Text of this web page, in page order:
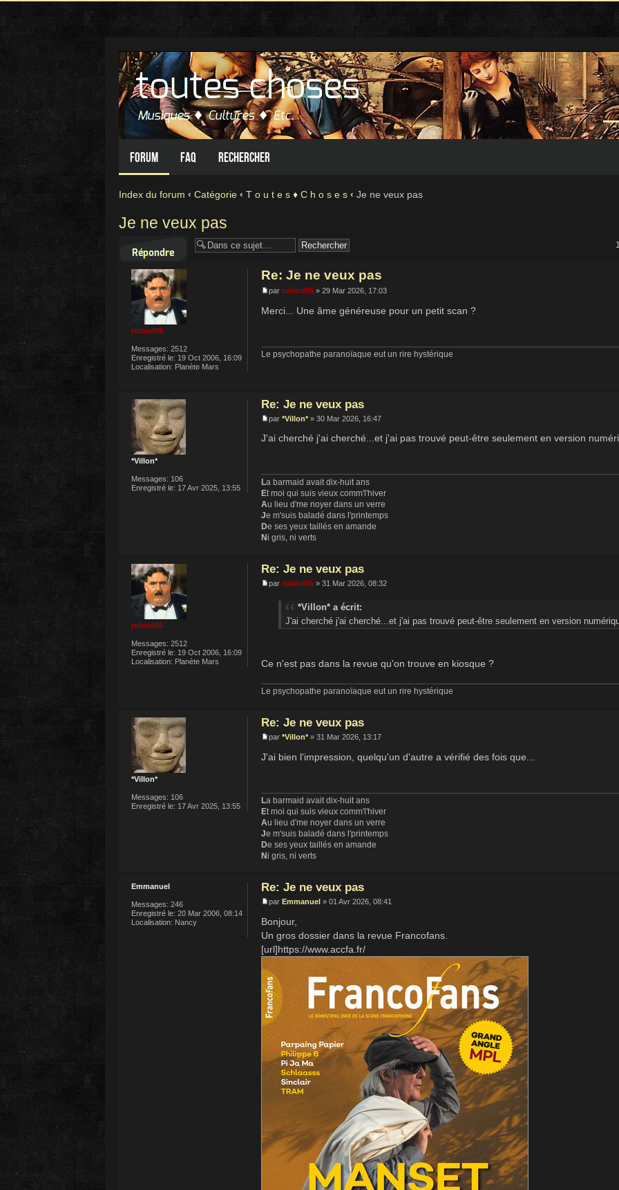
Forum FAQ Rechercher
Index du forum ‹ Catégorie ‹ T o u t e s ♦ C h o s e s ‹ Je ne veux pas
Je ne veux pas
Re: Je ne veux pas
par roland65 » 29 Mar 2026, 17:03
Merci... Une âme généreuse pour un petit scan ?
Le psychopathe paranoïaque eut un rire hystérique
roland65
Messages: 2512
Enregistré le: 19 Oct 2006, 16:09
Localisation: Planète Mars
Re: Je ne veux pas
par *Villon* » 30 Mar 2026, 16:47
J'ai cherché j'ai cherché...et j'ai pas trouvé peut-être seulement en version
La barmaid avait dix-huit ans
Et moi qui suis vieux comm'l'hiver
Au lieu d'me noyer dans un verre
Je m'suis baladé dans l'printemps
De ses yeux taillés en amande
Ni gris, ni verts
*Villon*
Messages: 106
Enregistré le: 17 Avr 2025, 13:55
Re: Je ne veux pas
par roland65 » 31 Mar 2026, 08:32
*Villon* a écrit:
J'ai cherché j'ai cherché...et j'ai pas trouvé peut-être seulement en version
Ce n'est pas dans la revue qu'on trouve en kiosque ?
Le psychopathe paranoïaque eut un rire hystérique
roland65
Messages: 2512
Enregistré le: 19 Oct 2006, 16:09
Localisation: Planète Mars
Re: Je ne veux pas
par *Villon* » 31 Mar 2026, 13:17
J'ai bien l'impression, quelqu'un d'autre a vérifié des fois que...
La barmaid avait dix-huit ans
Et moi qui suis vieux comm'l'hiver
Au lieu d'me noyer dans un verre
Je m'suis baladé dans l'printemps
De ses yeux taillés en amande
Ni gris, ni verts
*Villon*
Messages: 106
Enregistré le: 17 Avr 2025, 13:55
Re: Je ne veux pas
par Emmanuel » 01 Avr 2026, 08:41
Bonjour,
Un gros dossier dans la revue Francofans.
[url]https://www.accfa.fr/
Emmanuel
Messages: 246
Enregistré le: 20 Mar 2006, 08:14
Localisation: Nancy